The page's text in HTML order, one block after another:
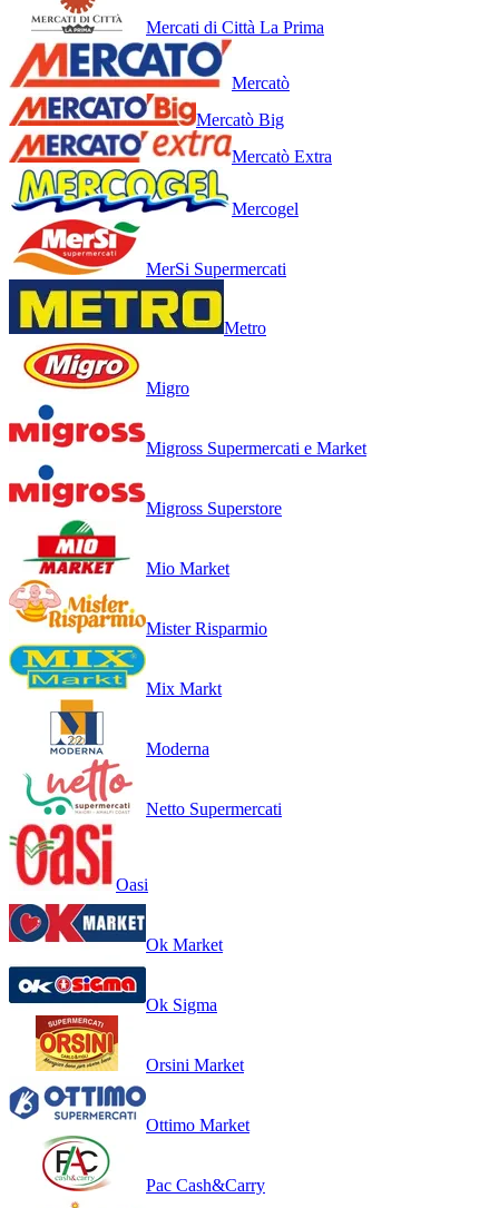
Mercati di Città La Prima
Mercatò
Mercatò Big
Mercatò Extra
Mercogel
MerSi Supermercati
Metro
Migro
Migross Supermercati e Market
Migross Superstore
Mio Market
Mister Risparmio
Mix Markt
Moderna
Netto Supermercati
Oasi
Ok Market
Ok Sigma
Orsini Market
Ottimo Market
Pac Cash&Carry